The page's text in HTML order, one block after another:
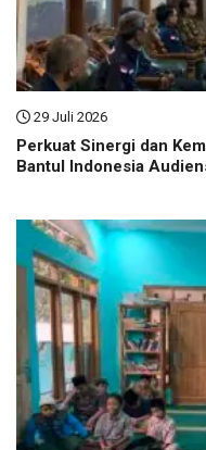
29 Juli 2026
Perkuat Sinergi dan
Bantul Indonesia